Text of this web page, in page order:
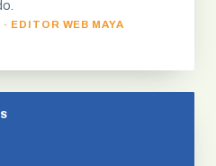
EDITOR WEB MAYA